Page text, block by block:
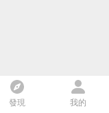
發現 我的